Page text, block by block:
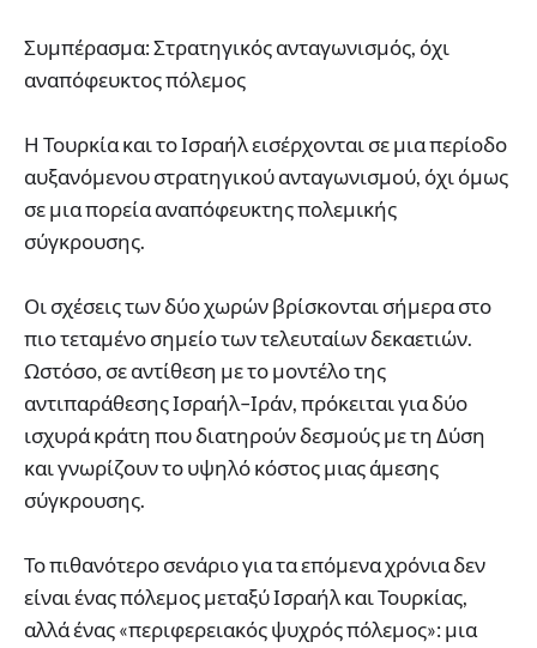
Συμπέρασμα: Στρατηγικός ανταγωνισμός, όχι
αναπόφευκτος πόλεμος
Η Τουρκία και το Ισραήλ εισέρχονται σε μια περίοδο
αυξανόμενου στρατηγικού ανταγωνισμού, όχι όμως
σε μια πορεία αναπόφευκτης πολεμικής
σύγκρουσης.
Οι σχέσεις των δύο χωρών βρίσκονται σήμερα στο
πιο τεταμένο σημείο των τελευταίων δεκαετιών.
Ωστόσο, σε αντίθεση με το μοντέλο της
αντιπαράθεσης Ισραήλ–Ιράν, πρόκειται για δύο
ισχυρά κράτη που διατηρούν δεσμούς με τη Δύση
και γνωρίζουν το υψηλό κόστος μιας άμεσης
σύγκρουσης.
Το πιθανότερο σενάριο για τα επόμενα χρόνια δεν
είναι ένας πόλεμος μεταξύ Ισραήλ και Τουρκίας,
αλλά ένας «περιφερειακός ψυχρός πόλεμος»: μια